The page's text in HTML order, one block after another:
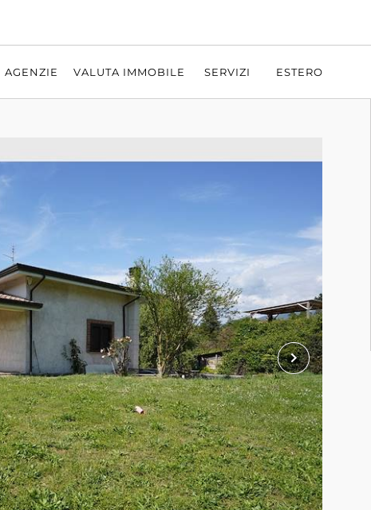
AGENZIE VALUTA IMMOBILE SERVIZI ESTERO